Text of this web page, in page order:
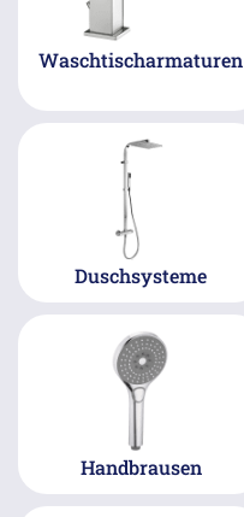
Waschtischarmaturen
Duschsysteme
Handbrausen